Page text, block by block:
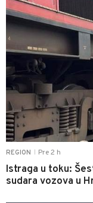
REGION Pre 2 h
Istraga u toku:
sudara vozova u